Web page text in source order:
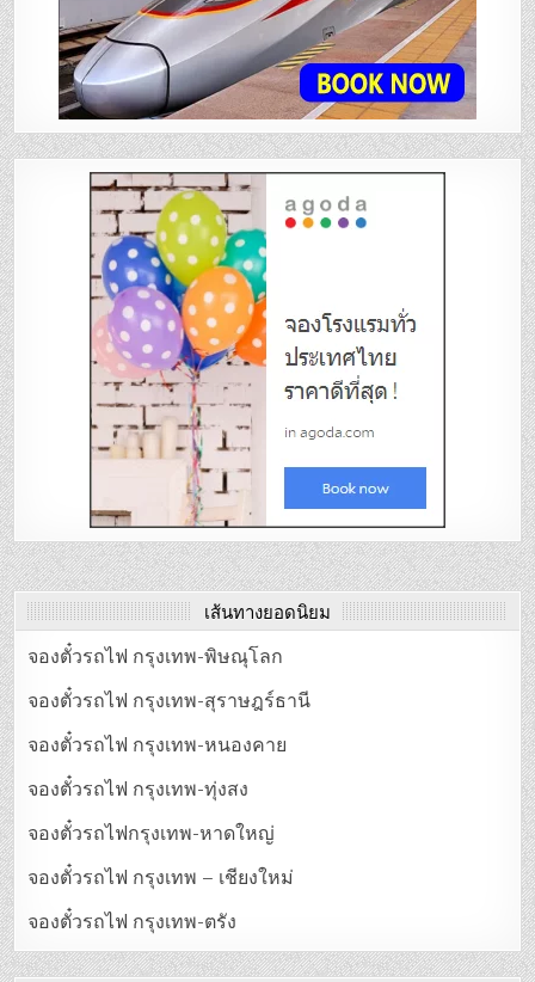
เส้นทางยอดนิยม
จองตั๋วรถไฟ กรุงเทพ-พิษณุโลก
จองตั๋วรถไฟ กรุงเทพ-สุราษฎร์ธานี
จองตั๋วรถไฟ กรุงเทพ-หนองคาย
จองตั๋วรถไฟ กรุงเทพ-ทุ่งสง
จองตั๋วรถไฟกรุงเทพ-หาดใหญ่
จองตั๋วรถไฟ กรุงเทพ – เชียงใหม่
จองตั๋วรถไฟ กรุงเทพ-ตรัง